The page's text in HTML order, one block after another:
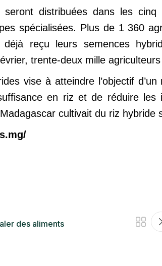
distribuées dans les
spécialisées. Plus de 1 360
reçu leurs semences
trente-deux mille
vise à atteindre l’objectif
en riz et de réduire
cultivait du riz
des aliments